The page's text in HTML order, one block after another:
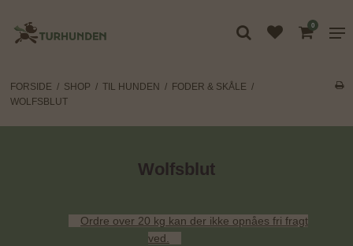
0
FORSIDE / SHOP / TIL HUNDEN / FODER & SKÅLE /
WOLFSBLUT
Wolfsblut
Ordre over 20 kg kan der ikke opnåes fri fragt
ved.